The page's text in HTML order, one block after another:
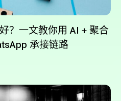
？一文教你用 AI + 聚合
承接链路